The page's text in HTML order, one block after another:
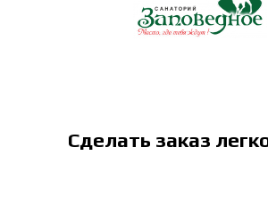
Сделать заказ